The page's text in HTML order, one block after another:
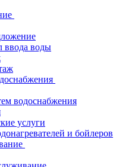
ввода воды
водоснабжения
услуги
и бойлеров